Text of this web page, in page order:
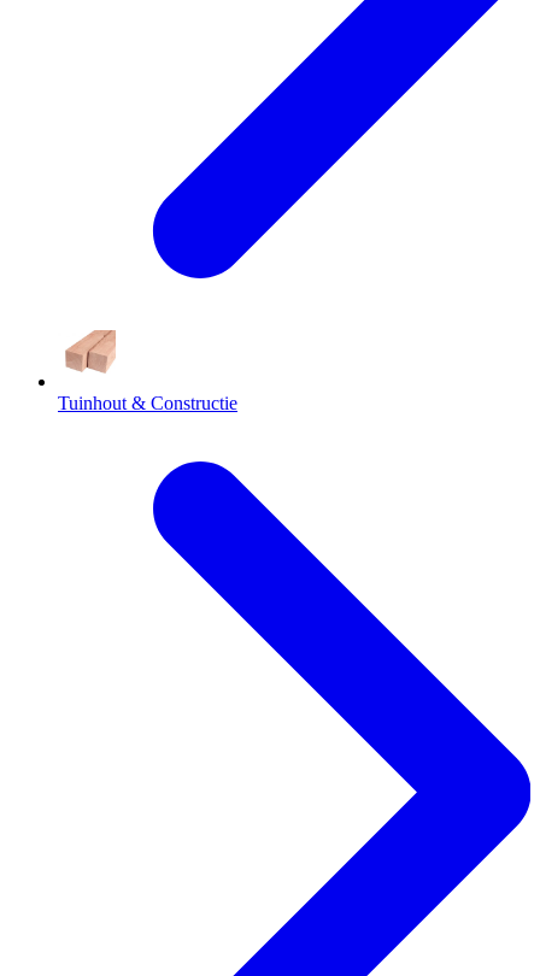
Tuinhout & Constructie